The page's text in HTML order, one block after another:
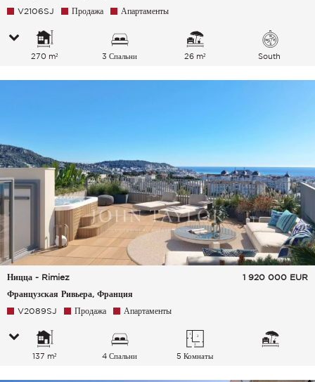
V2106SJ Продажа Апартаменты
270 m² 3 Спальни 26 m² South
Ницца - Rimiez
Французская Ривьера, Франция
1 920 000 EUR
V2089SJ Продажа Апартаменты
137 m² 4 Спальни 5 Комнаты